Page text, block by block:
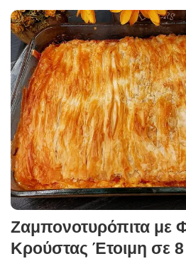
Ζαμπονοτυρόπιτα με
Κρούστας Έτοιμη σε